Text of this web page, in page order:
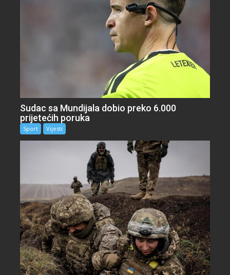
Sudac sa Mundijala dobio preko 6.000
prijetećih poruka
Sport Vijesti